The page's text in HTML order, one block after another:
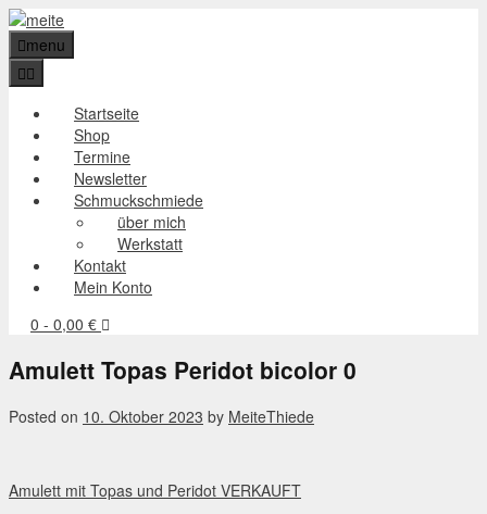
Skip
to
content
menu
Startseite
Shop
Termine
Newsletter
Schmuckschmiede
über mich
Werkstatt
Kontakt
Mein Konto
0 - 0,00 €
Amulett Topas Peridot bicolor 0
Posted on 10. Oktober 2023 by MeiteThiede
Post
Amulett mit Topas und Peridot VERKAUFT